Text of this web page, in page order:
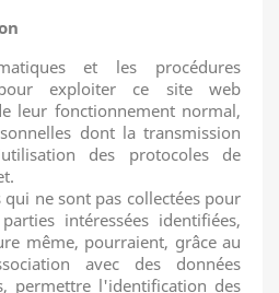
et les procédures
exploiter ce site web
leur fonctionnement normal,
dont la transmission
des protocoles de
ne sont pas collectées pour
intéressées identifiées,
même, pourraient, grâce au
avec des données
permettre l'identification des